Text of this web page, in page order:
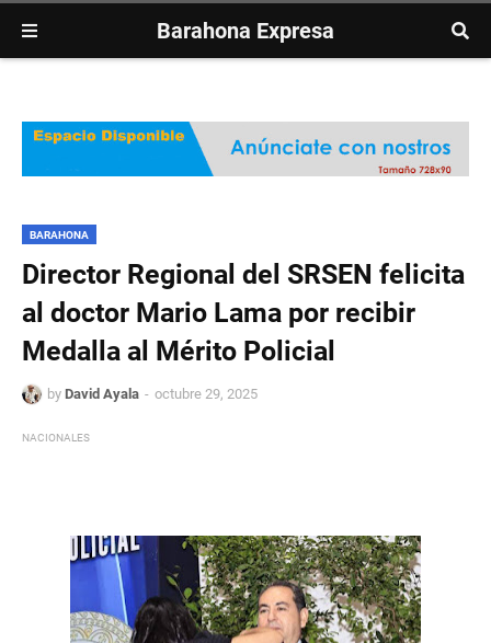
Barahona Expresa
BARAHONA
Director Regional del SRSEN felicita
al doctor Mario Lama por recibir
Medalla al Mérito Policial
by David Ayala octubre 29, 2025
NACIONALES